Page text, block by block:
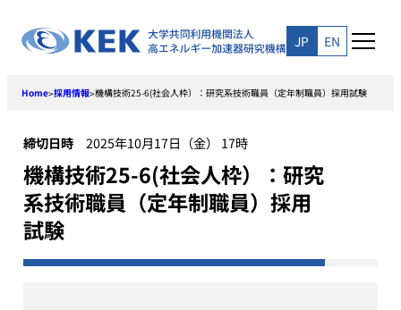
content
JP EN
Home>採用情報>機構技術25-6(社会人枠）：研究系技術職員（定年制職員）採用試験
締切日時 2025年10月17日（金） 17時
機構技術25-6(社会人枠）：研究
系技術職員（定年制職員）採用
試験